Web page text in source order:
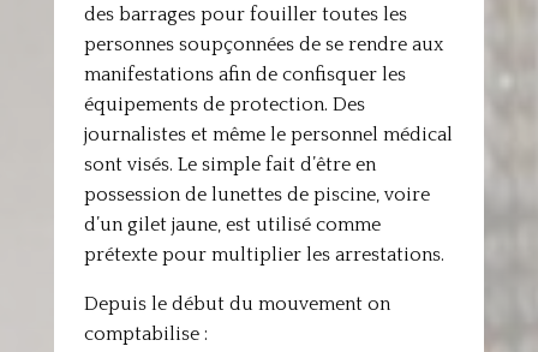
des barrages pour fouiller toutes les
personnes soupçonnées de se rendre aux
manifestations afin de confisquer les
équipements de protection. Des
journalistes et même le personnel médical
sont visés. Le simple fait d’être en
possession de lunettes de piscine, voire
d’un gilet jaune, est utilisé comme
prétexte pour multiplier les arrestations.
Depuis le début du mouvement on
comptabilise :